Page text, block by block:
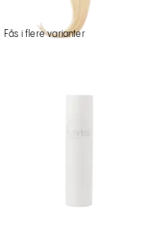
Fås i flere varianter